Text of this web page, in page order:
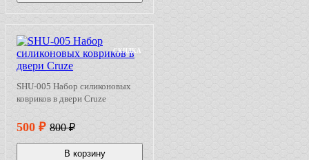
СКИДКА
SHU-005 Набор силиконовых
ковриков в двери Cruze
500 ₽ 800₽
В корзину